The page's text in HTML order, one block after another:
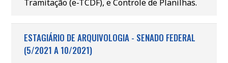
Tramitação (e-TCDF), e Controle de Planilhas.
ESTAGIÁRIO DE ARQUIVOLOGIA - SENADO FEDERAL
(5/2021 A 10/2021)